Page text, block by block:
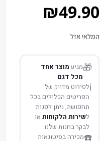
₪49.90
המלאי אזל
🎁מגיע מוצר אחד
מכל דגם
ℹ️לפירוט מדויק של
הפריטים הכלולים בכל
תחפושת, ניתן לפנות
לשירות הלקוחות או
לבקר בחנות שלנו
☎️מכירה בסיטונאות